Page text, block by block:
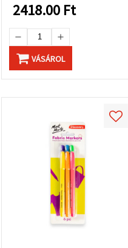
2418.00 Ft
VÁSÁROL